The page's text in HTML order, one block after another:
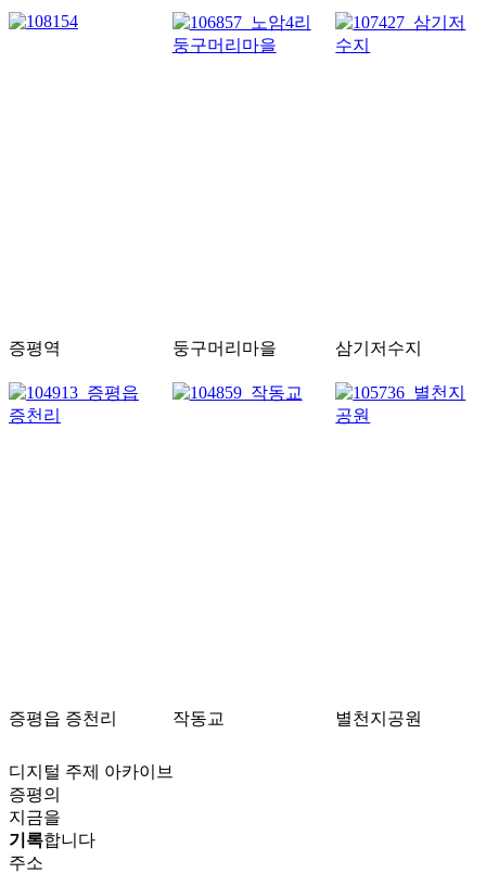
증평역 둥구머리마을 삼기저수지
증평읍 증천리 작동교 별천지공원
디지털 주제 아카이브
증평의
지금을
기록합니다
주소